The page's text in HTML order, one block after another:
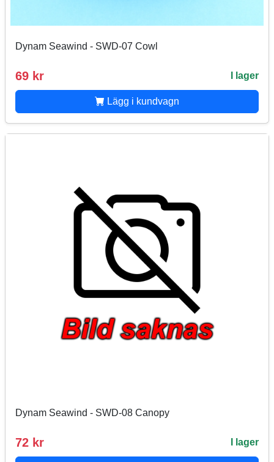
Dynam Seawind - SWD-07 Cowl
69 kr I lager
Lägg i kundvagn
Dynam Seawind - SWD-08 Canopy
72 kr I lager